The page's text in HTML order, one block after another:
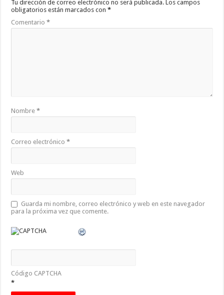
Tu dirección de correo electrónico no será publicada. Los campos
obligatorios están marcados con*
Comentario*
Nombre*
Correo electrónico*
Web
Guarda mi nombre, correo electrónico y web en este navegador
para la próxima vez que comente.
Código CAPTCHA
*